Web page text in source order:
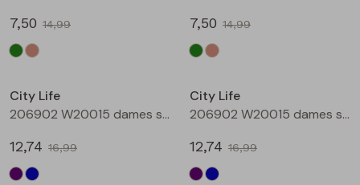
Blazers
Bermuda's
Vesten
7,50 14,99
7,50 14,99
City Life
206902 W20015 dames singlet Aubergine
12,74 16,99
City Life
206902 W20015 dames singlet Petrol
12,74 16,99